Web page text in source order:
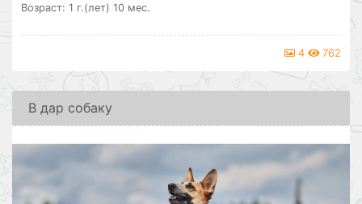
Возраст: 1 г.(лет) 10 мес.
4 762
В дар собаку